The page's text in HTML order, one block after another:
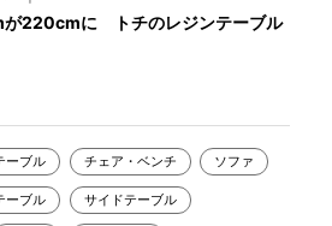
220cmに トチのレジンテーブル
ーブル チェア・ベンチ ソファ
ーブル サイドテーブル